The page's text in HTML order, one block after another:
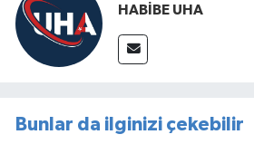
HABİBE UHA
Bunlar da ilginizi çekebilir